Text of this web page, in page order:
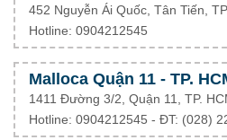
452 Nguyễn Ái Quốc, Tân Tiến,
Hotline: 0904212545
Malloca Quận 11 - TP.
1411 Đường 3/2, Quận 11, TP.
Hotline: 0904212545 - ĐT: (028)